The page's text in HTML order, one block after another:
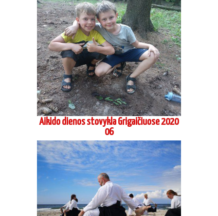
Aikido dienos stovykla Grigaičiuose 2020
06